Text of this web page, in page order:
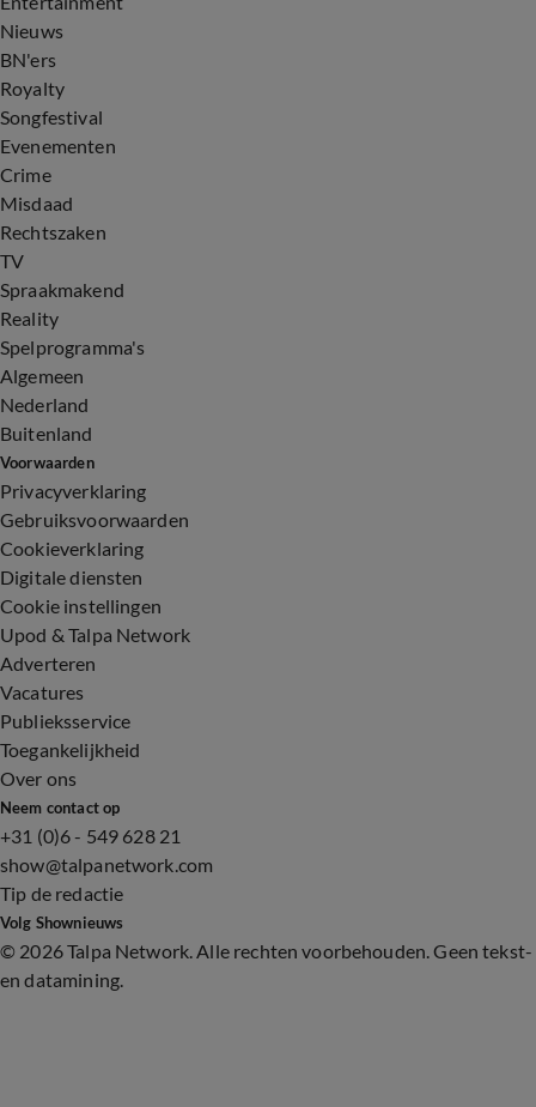
Nieuws
BN'ers
Royalty
Songfestival
Evenementen
Crime
Misdaad
Rechtszaken
TV
Spraakmakend
Reality
Spelprogramma's
Algemeen
Nederland
Buitenland
Voorwaarden
Privacyverklaring
Gebruiksvoorwaarden
Cookieverklaring
Digitale diensten
Cookie instellingen
Upod & Talpa Network
Adverteren
Vacatures
Publieksservice
Toegankelijkheid
Over ons
Neem contact op
+31 (0)6 - 549 628 21
show@talpanetwork.com
Tip de redactie
Volg Shownieuws
© 2026 Talpa Network. Alle rechten voorbehouden. Geen tekst-
en datamining.